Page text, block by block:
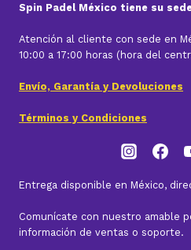
Spin Padel México tiene su
Atención al cliente con sede en
10:00 a 17:00 horas (hora del
Envío, Garantía y Devoluciones
Términos y Condiciones
Entrega disponible en México,
Comunícate con nuestro amable
información de ventas o soporte.